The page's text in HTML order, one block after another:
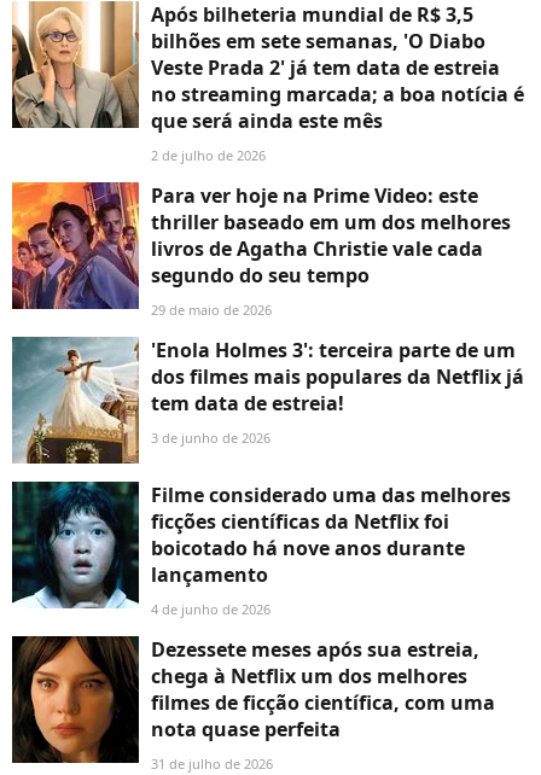
Após bilheteria mundial de R$ 3,5
bilhões em sete semanas, 'O Diabo
Veste Prada 2' já tem data de estreia
no streaming marcada; a boa notícia é
que será ainda este mês
2 de julho de 2026
Para ver hoje na Prime Video: este
thriller baseado em um dos melhores
livros de Agatha Christie vale cada
segundo do seu tempo
29 de maio de 2026
'Enola Holmes 3': terceira parte de um
dos filmes mais populares da Netflix já
tem data de estreia!
3 de junho de 2026
Filme considerado uma das melhores
ficções científicas da Netflix foi
boicotado há nove anos durante
lançamento
4 de junho de 2026
Dezessete meses após sua estreia,
chega à Netflix um dos melhores
filmes de ficção científica, com uma
nota quase perfeita
31 de julho de 2026